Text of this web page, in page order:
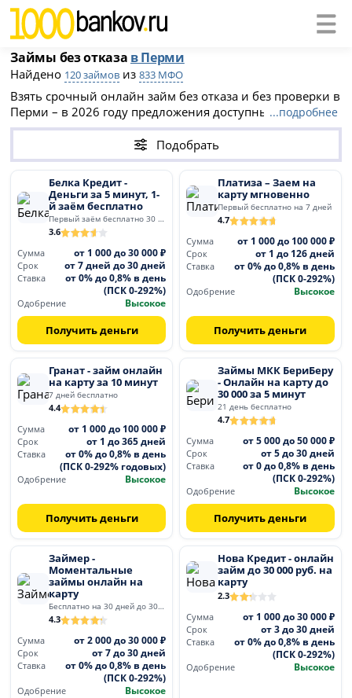
Займы без отказа в Перми
Найдено 120 займов из833 МФО
Взять срочный онлайн займ без отказа и без проверки в
Перми – в 2026 году предложения доступны даже для
заемщиков с плохой кредитной историей. Сравните
условия, оформите онлайн-заявку и получите деньги
срочно без отказа на карту или наличными.
...подробнее
Подобрать
Белка Кредит -
Деньги за 5 минут, 1-
й заём бесплатно
Первый заём бесплатно 30 дней
3.6
Сумма
от 1 000 до 30 000 ₽
Срок от 7 дней до 30 дней
Ставка
от 0% до 0,8% в день
(ПСК 0-292%)
Одобрение Высокое
Получить деньги
Платиза – Заем на
карту мгновенно
Первый бесплатно на 7 дней
4.7
Сумма
от 1 000 до 100 000 ₽
Срок от 1 до 126 дней
Ставка
от 0% до 0,8% в день
(ПСК 0-292%)
Одобрение Высокое
Получить деньги
Гранат - займ онлайн
на карту за 10 минут
7 дней бесплатно
4.4
Сумма
от 1 000 до 100 000 ₽
Срок от 1 до 365 дней
Ставка
от 0% до 0,8% в день
(ПСК 0-292% годовых)
Одобрение Высокое
Получить деньги
Займы МКК БериБеру
- Онлайн на карту до
30 000 за 5 минут
21 день бесплатно
4.7
Сумма
от 5 000 до 50 000 ₽
Срок от 5 до 30 дней
Ставка
от 0 до 0,8% в день
(ПСК 0-292%)
Одобрение Высокое
Получить деньги
Займер -
Моментальные
займы онлайн на
карту
Бесплатно на 30 дней до 30 000
4.3
Сумма
от 2 000 до 30 000 ₽
Срок от 7 до 30 дней
Ставка
от 0% до 0,8% в день
(ПСК 0-292%)
Одобрение Высокое
Нова Кредит - онлайн
займ до 30 000 руб. на
карту
2.3
Сумма
от 1 000 до 30 000 ₽
Срок от 3 до 30 дней
Ставка
от 0% до 0,8% в день
(ПСК 0-292%)
Одобрение Высокое